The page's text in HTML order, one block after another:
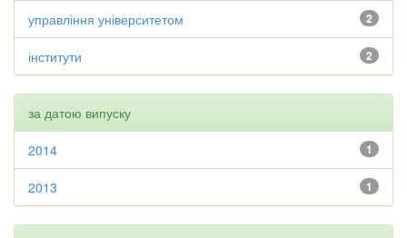
2
управління університетом
2
інститути
за датою випуску
1
2014
1
2013